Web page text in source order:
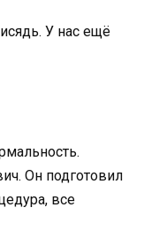
У нас ещё
Он подготовил
все